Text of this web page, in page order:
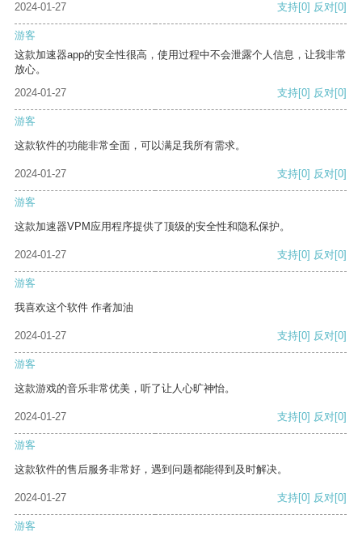
2024-01-27 支持[0] 反对[0]
游客
这款加速器app的安全性很高，使用过程中不会泄露个人信息，让我非常
放心。
2024-01-27
支持[0] 反对[0]
游客
这款软件的功能非常全面，可以满足我所有需求。
2024-01-27 支持[0] 反对[0]
游客
这款加速器VPM应用程序提供了顶级的安全性和隐私保护。
2024-01-27 支持[0] 反对[0]
游客
我喜欢这个软件 作者加油
2024-01-27 支持[0] 反对[0]
游客
这款游戏的音乐非常优美，听了让人心旷神怡。
2024-01-27 支持[0] 反对[0]
游客
这款软件的售后服务非常好，遇到问题都能得到及时解决。
2024-01-27 支持[0] 反对[0]
游客